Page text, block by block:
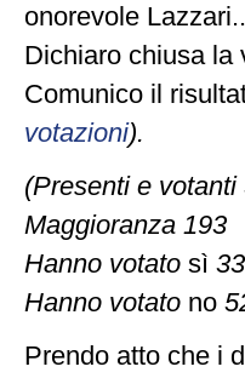
onorevole
Dichiaro chiusa la
Comunico il
votazioni).
(Presenti e votanti
Maggioranza 193
Hanno votato sì
Hanno votato no
Prendo atto che i